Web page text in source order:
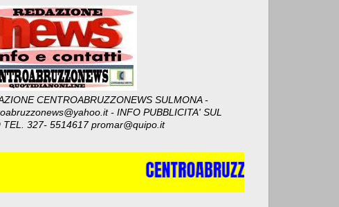
CENTROABRUZZONEWS SULMONA -
- INFO PUBBLICITA' SUL
TEL. 327- 5514617 promar@quipo.it